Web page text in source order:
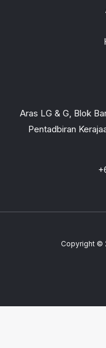
Aras LG & G, Blok
Pentadbiran
Copyright ©